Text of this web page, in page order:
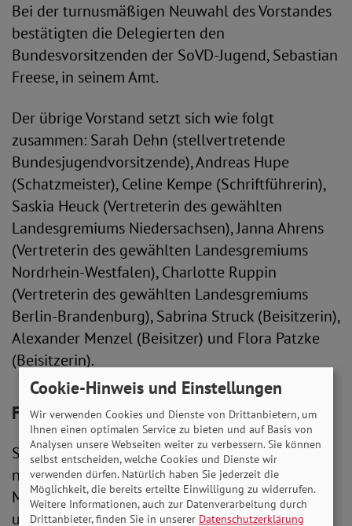
Bei der turnusmäßigen Neuwahl des Vorstandes
bestätigten die Delegierten den
Bundesvorsitzenden der SoVD-Jugend, Sebastian
Freese, in seinem Amt.
Der übrige Vorstand setzt sich wie folgt
zusammen: Sarah Dehn (stellvertretende
Bundesjugendvorsitzende), Andreas Hupe
(Schatzmeister), Celine Kempe (Schriftführerin),
Saskia Heuck (Vertreterin des gewählten
Landesgremiums Niedersachsen), Janna Ahrens
(Vertreterin des gewählten Landesgremiums
Nordrhein-Westfalen), Charlotte Ruppin
(Vertreterin des gewählten Landesgremiums
Berlin-Brandenburg), Sabrina Struck (Beisitzerin),
Alexander Menzel (Beisitzer) und Flora Patzke
(Beisitzerin).
Fokus auf Einsamkeit bei jungen Menschen
Sebastian Freese erklärte, er wolle sich in seiner
neuen Amtszeit dem Thema Einsamkeit junger
Menschen widmen. Es sei zwar normal, sich ab
und zu einsam zu fühlen. Aber die Corona-
Cookie-Hinweis und Einstellungen
Wir verwenden Cookies und Dienste von Drittanbietern, um
Ihnen einen optimalen Service zu bieten und auf Basis von
Analysen unsere Webseiten weiter zu verbessern. Sie können
selbst entscheiden, welche Cookies und Dienste wir
verwenden dürfen. Natürlich haben Sie jederzeit die
Möglichkeit, die bereits erteilte Einwilligung zu widerrufen.
Weitere Informationen, auch zur Datenverarbeitung durch
Drittanbieter, finden Sie in unserer Datenschutzerklärung